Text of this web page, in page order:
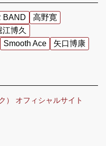
BAND
高野寛
江博久
Smooth Ace 矢口博康
） オフィシャルサイト